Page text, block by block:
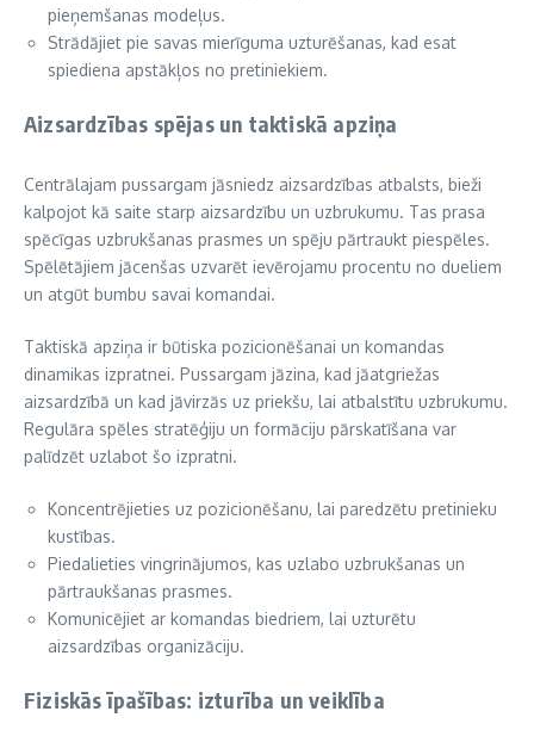
pieņemšanas modeļus.
Strādājiet pie savas mierīguma uzturēšanas, kad esat
spiediena apstākļos no pretiniekiem.
Aizsardzības spējas un taktiskā apziņa
Centrālajam pussargam jāsniedz aizsardzības atbalsts, bieži
kalpojot kā saite starp aizsardzību un uzbrukumu. Tas prasa
spēcīgas uzbrukšanas prasmes un spēju pārtraukt piespēles.
Spēlētājiem jācenšas uzvarēt ievērojamu procentu no dueliem
un atgūt bumbu savai komandai.
Taktiskā apziņa ir būtiska pozicionēšanai un komandas
dinamikas izpratnei. Pussargam jāzina, kad jāatgriežas
aizsardzībā un kad jāvirzās uz priekšu, lai atbalstītu uzbrukumu.
Regulāra spēles stratēģiju un formāciju pārskatīšana var
palīdzēt uzlabot šo izpratni.
Koncentrējieties uz pozicionēšanu, lai paredzētu pretinieku
kustības.
Piedalieties vingrinājumos, kas uzlabo uzbrukšanas un
pārtraukšanas prasmes.
Komunicējiet ar komandas biedriem, lai uzturētu
aizsardzības organizāciju.
Fiziskās īpašības: izturība un veiklība